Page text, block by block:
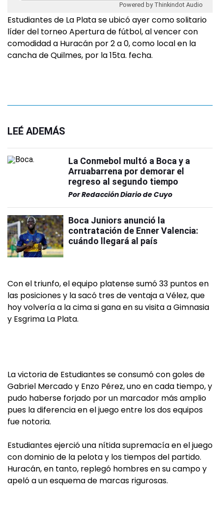
Powered by Thinkindot Audio
Estudiantes de La Plata se ubicó ayer como solitario
líder del torneo Apertura de fútbol, al vencer con
comodidad a Huracán por 2 a 0, como local en la
cancha de Quilmes, por la 15ta. fecha.
LEÉ ADEMÁS
La Conmebol multó a Boca y a
Arruabarrena por demorar el
regreso al segundo tiempo
PorRedacción Diario de Cuyo
Boca Juniors anunció la
contratación de Enner Valencia:
cuándo llegará al país
Con el triunfo, el equipo platense sumó 33 puntos en
las posiciones y la sacó tres de ventaja a Vélez, que
hoy volvería a la cima si gana en su visita a Gimnasia
y Esgrima La Plata.
La victoria de Estudiantes se consumó con goles de
Gabriel Mercado y Enzo Pérez, uno en cada tiempo, y
pudo haberse forjado por un marcador más amplio
pues la diferencia en el juego entre los dos equipos
fue notoria.
Estudiantes ejerció una nítida supremacía en el juego
con dominio de la pelota y los tiempos del partido.
Huracán, en tanto, replegó hombres en su campo y
apeló a un esquema de marcas rigurosas.